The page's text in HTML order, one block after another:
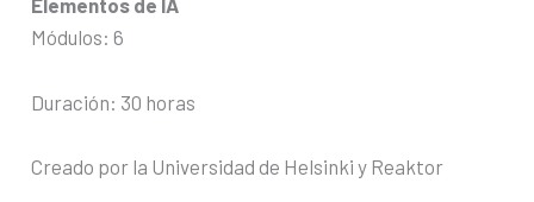
Elementos de IA
Módulos: 6
Duración: 30 horas
Creado por la Universidad de Helsinki y Reaktor